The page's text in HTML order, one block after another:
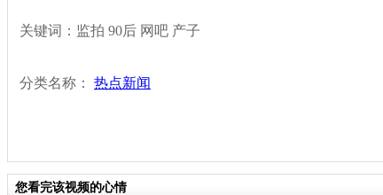
关键词：监拍 90后 网吧 产子
分类名称： 热点新闻
您看完该视频的心情